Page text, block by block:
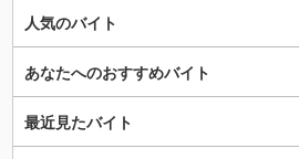
人気のバイト
あなたへのおすすめバイト
最近見たバイト